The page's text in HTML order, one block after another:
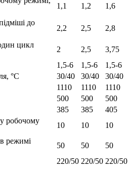
1,1 1,2
1,6
до
2,2 2,5
2,8
цикл
2 2,5
3,75
1,5-6 1,5-6
1,5-6
°C
30/40 30/40
30/40
1110 1110
1110
500 500
500
385 385
405
робочому
10 10
10
режимі
50 50
50
220/50 220/50 220/50